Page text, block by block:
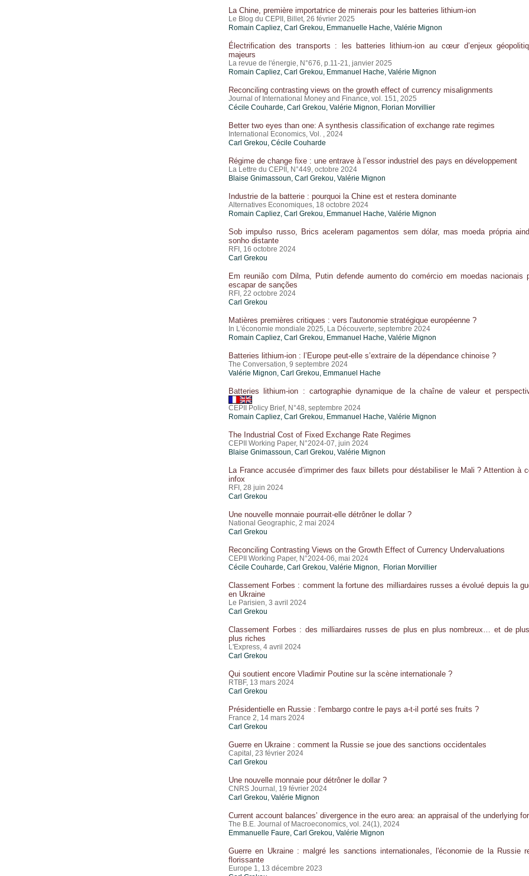
La Chine, première importatrice de minerais pour les batteries lithium-ion
Le Blog du CEPII, Billet, 26 février 2025
Romain Capliez, Carl Grekou , Emmanuelle Hache, Valérie Mignon
Électrification des transports : les batteries lithium-ion au cœur d’enjeux
majeurs
La revue de l'énergie, N°676, p.11-21, janvier 2025
Romain Capliez, Carl Grekou , Emmanuel Hache, Valérie Mignon
Reconciling contrasting views on the growth effect of currency misalignments
Journal of International Money and Finance, vol. 151, 2025
Cécile Couharde, Carl Grekou Valérie Mignon , Florian Morvillier
Better two eyes than one: A synthesis classification of exchange rate regimes
International Economics, Vol. , 2024
Carl Grekou , Cécile Couharde
Régime de change fixe : une entrave à l’essor industriel des pays en développement
La Lettre du CEPII, N°449, octobre 2024
Blaise Gnimassoun, Carl Grekou Valérie Mignon
Industrie de la batterie : pourquoi la Chine est et restera dominante
Alternatives Economiques, 18 octobre 2024
Romain Capliez, Carl Grekou , Emmanuel Hache, Valérie Mignon
Sob impulso russo, Brics aceleram pagamentos sem dólar, mas moeda própria
sonho distante
RFI, 16 octobre 2024
Carl Grekou
Em reunião com Dilma, Putin defende aumento do comércio em moedas nacionais
escapar de sanções
RFI, 22 octobre 2024
Carl Grekou
Matières premières critiques : vers l'autonomie stratégique européenne ?
In L'économie mondiale 2025, La Découverte, septembre 2024
Romain Capliez, Carl Grekou , Emmanuel Hache, Valérie Mignon
Batteries lithium-ion : l’Europe peut-elle s’extraire de la dépendance chinoise ?
The Conversation, 9 septembre 2024
Valérie Mignon Carl Grekou , Emmanuel Hache
Batteries lithium-ion : cartographie dynamique de la chaîne de valeur et
CEPII Policy Brief, N°48, septembre 2024
Romain Capliez, Carl Grekou , Emmanuel Hache, Valérie Mignon
The Industrial Cost of Fixed Exchange Rate Regimes
CEPII Working Paper, N°2024-07, juin 2024
Blaise Gnimassoun, Carl Grekou Valérie Mignon
La France accusée d’imprimer des faux billets pour déstabiliser le Mali ? Attention à
infox
RFI, 28 juin 2024
Carl Grekou
Une nouvelle monnaie pourrait-elle détrôner le dollar ?
National Geographic, 2 mai 2024
Carl Grekou
Reconciling Contrasting Views on the Growth Effect of Currency Undervaluations
CEPII Working Paper, N°2024-06, mai 2024
Cécile Couharde, Carl Grekou Valérie Mignon , Florian Morvillier
Classement Forbes : comment la fortune des milliardaires russes a évolué depuis la
en Ukraine
Le Parisien, 3 avril 2024
Carl Grekou
Classement Forbes : des milliardaires russes de plus en plus nombreux… et de
plus riches
L'Express, 4 avril 2024
Carl Grekou
Qui soutient encore Vladimir Poutine sur la scène internationale ?
RTBF, 13 mars 2024
Carl Grekou
Présidentielle en Russie : l'embargo contre le pays a-t-il porté ses fruits ?
France 2, 14 mars 2024
Carl Grekou
Guerre en Ukraine : comment la Russie se joue des sanctions occidentales
Capital, 23 février 2024
Carl Grekou
Une nouvelle monnaie pour détrôner le dollar ?
CNRS Journal, 19 février 2024
Carl Grekou Valérie Mignon
Current account balances’ divergence in the euro area: an appraisal of the underlying
The B.E. Journal of Macroeconomics, vol. 24(1), 2024
Emmanuelle Faure, Carl Grekou Valérie Mignon
Guerre en Ukraine : malgré les sanctions internationales, l'économie de la Russie
florissante
Europe 1, 13 décembre 2023